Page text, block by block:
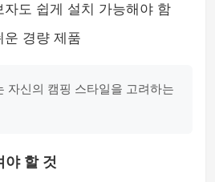
자도 쉽게 설치 가능해야 함
운 경량 제품
자신의 캠핑 스타일을 고려하는
야 할 것